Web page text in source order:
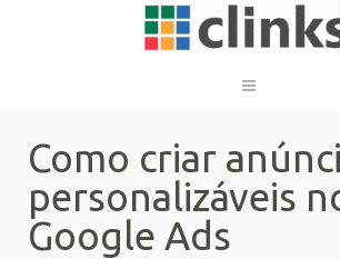
Como criar
personalizáveis
Google Ads